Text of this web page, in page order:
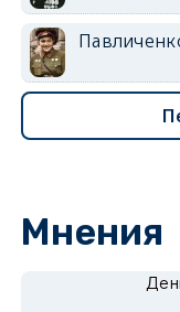
Мнения